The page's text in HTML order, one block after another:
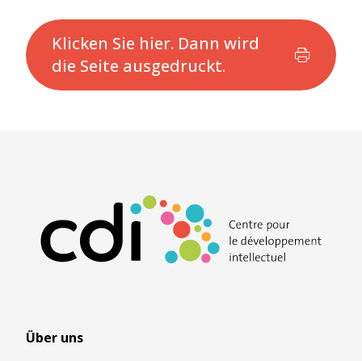
Klicken Sie hier. Dann wird
die Seite ausgedruckt.
Über uns